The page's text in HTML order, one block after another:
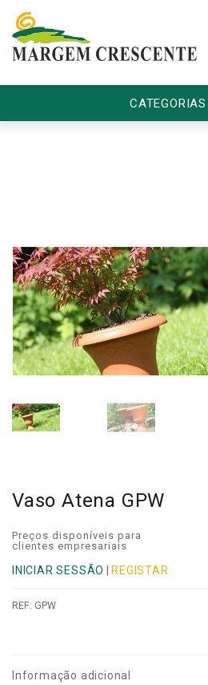
CATEGORIAS
Vaso Atena GPW
Preços disponíveis para
clientes empresariais
INICIAR SESSÃO REGISTAR
REF: GPW
Informação adicional